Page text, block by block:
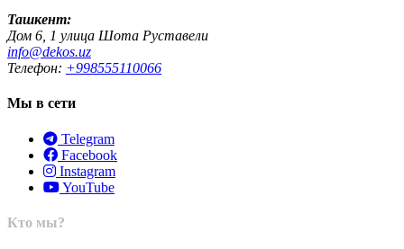
Ташкент:
Дом 6, 1 улица Шота Руставели
info@dekos.uz
Телефон: +998555110066
Мы в сети
Telegram
Facebook
Instagram
YouTube
Кто мы?